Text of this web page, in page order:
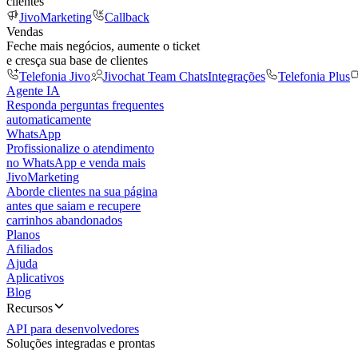
JivoMarketing
Callback
Vendas
Feche mais negócios, aumente o ticket
e cresça sua base de clientes
Telefonia Jivo
Jivochat Team ChatsIntegrações Telefonia Plus
Agente IA
Responda perguntas frequentes
automaticamente
WhatsApp
Profissionalize o atendimento
no WhatsApp e venda mais
JivoMarketing
Aborde clientes na sua página
antes que saiam e recupere
carrinhos abandonados
Planos
Afiliados
Ajuda
Aplicativos
Blog
Recursos
API para desenvolvedores
Soluções integradas e prontas